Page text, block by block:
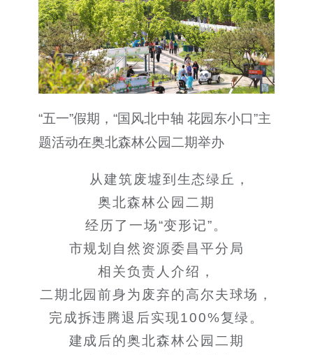
“五一”假期，“国风北中轴 花园东小口”主
题活动在奥北森林公园二期举办
从建筑废墟到生态绿丘，
奥北森林公园二期
经历了一场“变形记”。
市规划自然资源委昌平分局
相关负责人介绍，
二期北园前身为废弃的高尔夫球场，
完成拆违腾退后实现100%复绿。
建成后的奥北森林公园二期